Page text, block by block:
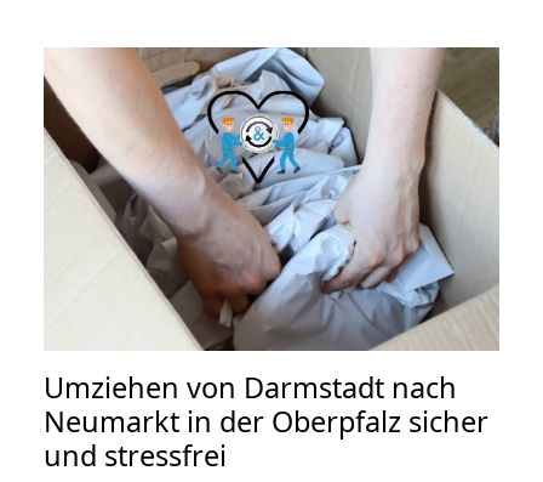
Umziehen von Darmstadt nach
Neumarkt in der Oberpfalz sicher
und stressfrei